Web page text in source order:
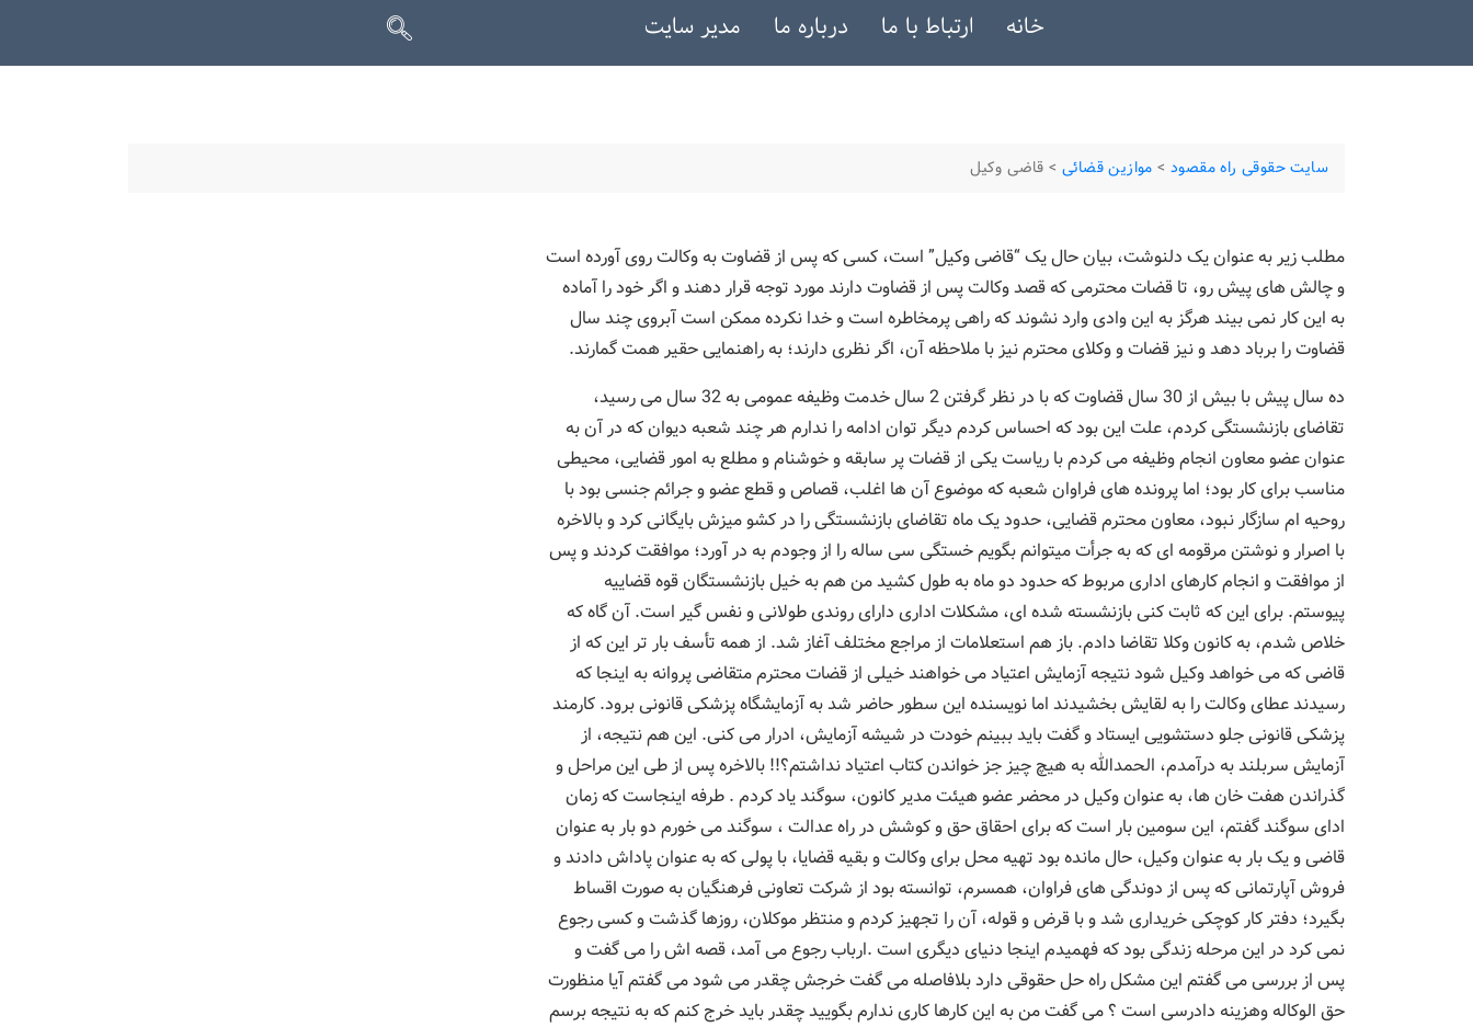
خانه ارتباط با ما درباره ما مدیر سایت
سایت حقوقی راه مقصود > موازین قضائی > قاضی وکیل
مطلب زیر به عنوان یک دلنوشت، بیان حال یک “قاضی وکیل” است، کسی که پس از قضاوت به وکالت روی آورده است
و چالش های پیش رو، تا قضات محترمی که قصد وکالت پس از قضاوت دارند مورد توجه قرار دهند و اگر خود را آماده
به این کار نمی بیند هرگز به این وادی وارد نشوند که راهی پرمخاطره است و خدا نکرده ممکن است آبروی چند سال
قضاوت را برباد دهد و نیز قضات و وکلای محترم نیز با ملاحظه آن، اگر نظری دارند؛ به راهنمایی حقیر همت گمارند.
ده سال پیش با بیش از 30 سال قضاوت که با در نظر گرفتن 2 سال خدمت وظیفه عمومی به 32 سال می رسید،
تقاضای بازنشستگی کردم، علت این بود که احساس کردم دیگر توان ادامه را ندارم هر چند شعبه دیوان که در آن به
عنوان عضو معاون انجام وظیفه می کردم با ریاست یکی از قضات پر سابقه و خوشنام و مطلع به امور قضایی، محیطی
مناسب برای کار بود؛ اما پرونده های فراوان شعبه که موضوع آن ها اغلب، قصاص و قطع عضو و جرائم جنسی بود با
روحیه ام سازگار نبود، معاون محترم قضایی، حدود یک ماه تقاضای بازنشستگی را در کشو میزش بایگانی کرد و بالاخره
با اصرار و نوشتن مرقومه ای که به جرأت میتوانم بگویم خستگی سی ساله را از وجودم به در آورد؛ موافقت کردند و پس
از موافقت و انجام کارهای اداری مربوط که حدود دو ماه به طول کشید من هم به خیل بازنشستگان قوه قضاییه
پیوستم. برای این که ثابت کنی بازنشسته شده ای، مشکلات اداری دارای روندی طولانی و نفس گیر است. آن گاه که
خلاص شدم، به کانون وکلا تقاضا دادم. باز هم استعلامات از مراجع مختلف آغاز شد. از همه تأسف بار تر این که از
قاضی که می خواهد وکیل شود نتیجه آزمایش اعتیاد می خواهند خیلی از قضات محترم متقاضی پروانه به اینجا که
رسیدند عطای وکالت را به لقایش بخشیدند اما نویسنده این سطور حاضر شد به آزمایشگاه پزشکی قانونی برود. کارمند
پزشکی قانونی جلو دستشویی ایستاد و گفت باید ببینم خودت در شیشه آزمایش، ادرار می کنی. این هم نتیجه، از
آزمایش سربلند به درآمدم، الحمدالله به هیچ چیز جز خواندن کتاب اعتیاد نداشتم؟!! بالاخره پس از طی این مراحل و
گذراندن هفت خان ها، به عنوان وکیل در محضر عضو هیئت مدیر کانون، سوگند یاد کردم . طرفه اینجاست که زمان
ادای سوگند گفتم، این سومین بار است که برای احقاق حق و کوشش در راه عدالت ، سوگند می خورم دو بار به عنوان
قاضی و یک بار به عنوان وکیل، حال مانده بود تهیه محل برای وکالت و بقیه قضایا، با پولی که به عنوان پاداش دادند و
فروش آپارتمانی که پس از دوندگی های فراوان، همسرم، توانسته بود از شرکت تعاونی فرهنگیان به صورت اقساط
بگیرد؛ دفتر کار کوچکی خریداری شد و با قرض و قوله، آن را تجهیز کردم و منتظر موکلان، روزها گذشت و کسی رجوع
نمی کرد در این مرحله زندگی بود که فهمیدم اینجا دنیای دیگری است .ارباب رجوع می آمد، قصه اش را می گفت و
پس از بررسی می گفتم این مشکل راه حل حقوقی دارد بلافاصله می گفت خرجش چقدر می شود می گفتم آیا منظورت
حق الوکاله وهزینه دادرسی است ؟ می گفت من به این کارها کاری ندارم بگویید چقدر باید خرج کنم که به نتیجه برسم